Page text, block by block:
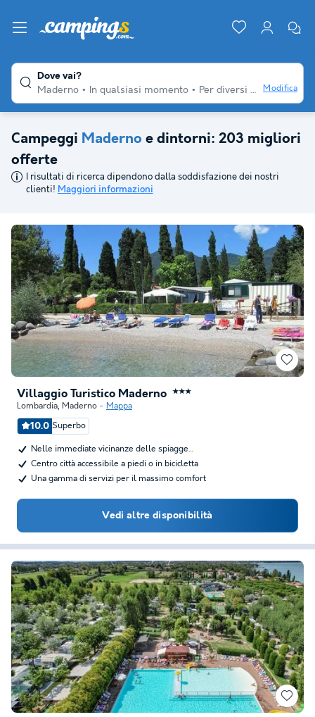
Dove vai?
Maderno
In qualsiasi momento Per diversi viaggiatori Modifica
Campeggi Maderno e dintorni: 203 migliori
offerte
I risultati di ricerca dipendono dalla soddisfazione dei nostri
clienti! Maggiori informazioni
Villaggio Turistico Maderno ★★★
Lombardia, Maderno Mappa
10.0 Superbo
Nelle immediate vicinanze delle spiagge…
Centro città accessibile a piedi o in bicicletta
Una gamma di servizi per il massimo comfort
Vedi altre disponibilità